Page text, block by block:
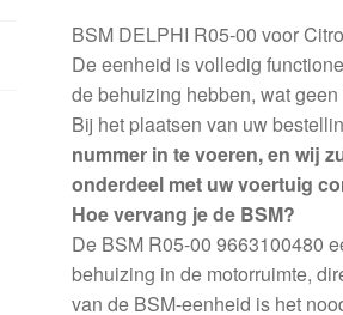
BSM DELPHI R05-00 voor
De eenheid is volledig
de behuizing hebben, wat
Bij het plaatsen van uw
nummer in te voeren, en wij
onderdeel met uw voertuig
Hoe vervang je de BSM?
De BSM R05-00 9663100480
behuizing in de motorruimte,
van de BSM-eenheid is het